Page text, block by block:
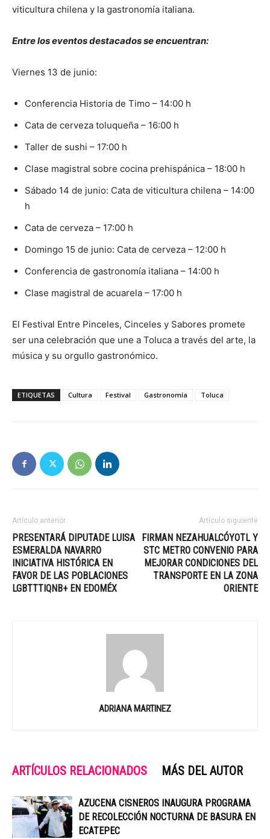
viticultura chilena y la gastronomía italiana.
Entre los eventos destacados se encuentran:
Viernes 13 de junio:
Conferencia Historia de Timo – 14:00 h
Cata de cerveza toluqueña – 16:00 h
Taller de sushi – 17:00 h
Clase magistral sobre cocina prehispánica – 18:00 h
Sábado 14 de junio: Cata de viticultura chilena – 14:00
h
Cata de cerveza – 17:00 h
Domingo 15 de junio: Cata de cerveza – 12:00 h
Conferencia de gastronomía italiana – 14:00 h
Clase magistral de acuarela – 17:00 h
El Festival Entre Pinceles, Cinceles y Sabores promete
ser una celebración que une a Toluca a través del arte, la
música y su orgullo gastronómico.
ETIQUETAS Cultura Festival Gastronomía Toluca
Artículo anterior
PRESENTARÁ DIPUTADE LUISA
ESMERALDA NAVARRO
INICIATIVA HISTÓRICA EN
FAVOR DE LAS POBLACIONES
LGBTTTIQNB+ EN EDOMÉX
Artículo siguiente
FIRMAN NEZAHUALCÓYOTL Y
STC METRO CONVENIO PARA
MEJORAR CONDICIONES DEL
TRANSPORTE EN LA ZONA
ORIENTE
ADRIANA MARTINEZ
ARTÍCULOS RELACIONADOS MÁS DEL AUTOR
AZUCENA CISNEROS INAUGURA PROGRAMA
DE RECOLECCIÓN NOCTURNA DE BASURA EN
ECATEPEC